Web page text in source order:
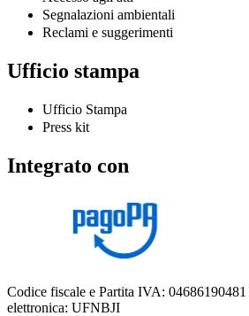
Segnalazioni ambientali
Reclami e suggerimenti
Ufficio stampa
Ufficio Stampa
Press kit
Integrato con
Codice fiscale e Partita IVA: 04686190481
elettronica: UFNBJI